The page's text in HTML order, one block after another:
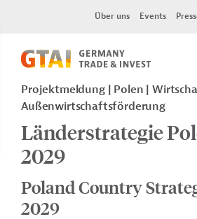
Über uns Events
Projektmeldung Polen
Außenwirtschaftsförderung
Länderstrategie
2029
Poland Country
2029